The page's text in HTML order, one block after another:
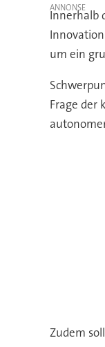
Innerhalb
um ein
Frage der
Zudem